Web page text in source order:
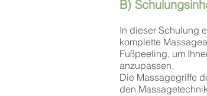
B)
In dieser Schulung
komplette
Fußpeeling, um
anzupassen.
Die Massagegriffe
den